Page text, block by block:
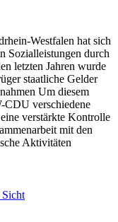
Westfalen hat sich
Sozialleistungen durch
letzten Jahren wurde
staatliche Gelder
Um diesem
CDU verschiedene
verstärkte Kontrolle
mit den
Aktivitäten